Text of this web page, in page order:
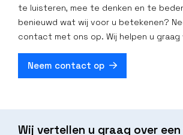
te luisteren, mee te denken en te
benieuwd wat wij voor u betekenen?
contact met ons op. Wij helpen u graag
Neem contact op
Wij vertellen u graag over